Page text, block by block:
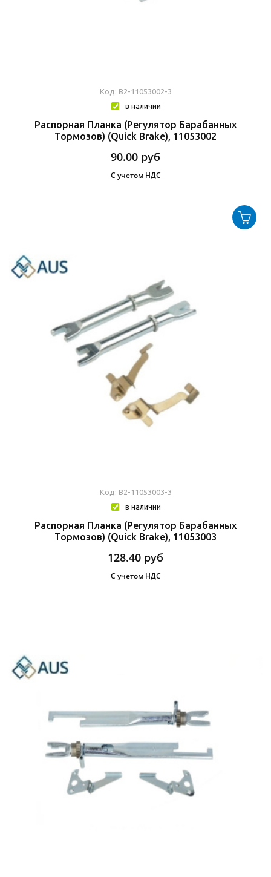
Код: В2-11053002-3
в наличии
Распорная Планка (Регулятор Барабанных
Тормозов) (Quick Brake), 11053002
90.00 руб
С учетом НДС
Код: В2-11053003-3
в наличии
Распорная Планка (Регулятор Барабанных
Тормозов) (Quick Brake), 11053003
128.40 руб
С учетом НДС